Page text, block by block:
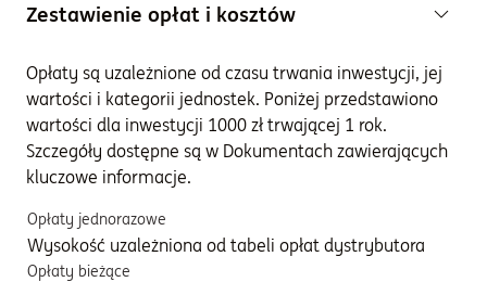
Zestawienie opłat i kosztów
Opłaty są uzależnione od czasu trwania inwestycji, jej
wartości i kategorii jednostek. Poniżej przedstawiono
wartości dla inwestycji 1000 zł trwającej 1 rok.
Szczegóły dostępne są w Dokumentach zawierających
kluczowe informacje.
Opłaty jednorazowe
Wysokość uzależniona od tabeli opłat dystrybutora
Opłaty bieżące